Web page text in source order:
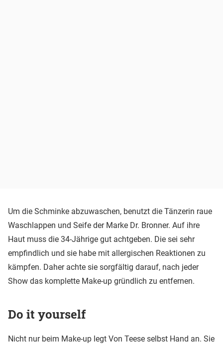
Um die Schminke abzuwaschen, benutzt die Tänzerin raue
Waschlappen und Seife der Marke Dr. Bronner. Auf ihre
Haut muss die 34-Jährige gut achtgeben. Die sei sehr
empfindlich und sie habe mit allergischen Reaktionen zu
kämpfen. Daher achte sie sorgfältig darauf, nach jeder
Show das komplette Make-up gründlich zu entfernen.
Do it yourself
Nicht nur beim Make-up legt Von Teese selbst Hand an. Sie